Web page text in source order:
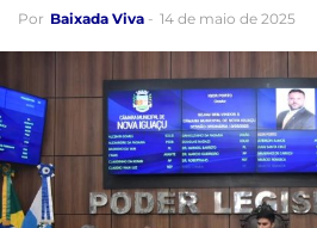
Por Baixada Viva - 14 de maio de 2025